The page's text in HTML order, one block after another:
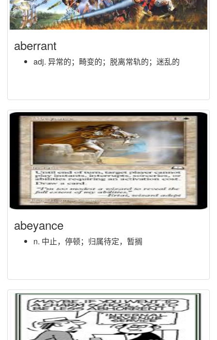
aberrant
adj. 异常的；畸变的；脱离常轨的；迷乱的
abeyance
n. 中止，停顿；归属待定，暂搁